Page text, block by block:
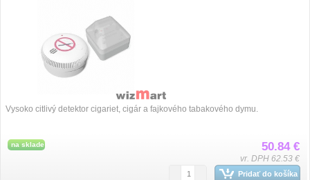
Vysoko citlivý detektor cigariet, cigár a fajkového tabakového dymu.
na sklade 50.84 €
vr. DPH 62.53 €
Pridať do košíka